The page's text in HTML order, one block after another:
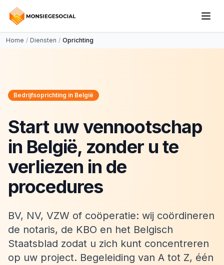
Home / Diensten / Oprichting
Bedrijfsoprichting in België
Start uw vennootschap
in België, zonder u te
verliezen in de
procedures
BV, NV, VZW of coöperatie: wij coördineren
de notaris, de KBO en het Belgisch
Staatsblad zodat u zich kunt concentreren
op uw project. Begeleiding van A tot Z, één